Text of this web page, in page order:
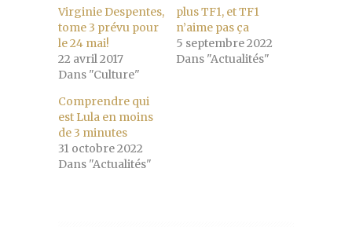
Virginie Despentes,
tome 3 prévu pour
le 24 mai!
22 avril 2017
Dans "Culture"
plus TF1, et TF1
n’aime pas ça
5 septembre 2022
Dans "Actualités"
Comprendre qui
est Lula en moins
de 3 minutes
31 octobre 2022
Dans "Actualités"